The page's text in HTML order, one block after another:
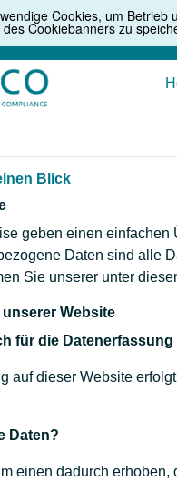
Cookies, um
Cookiebanners zu
Blick
geben einen
Daten sind alle
Sie unserer unter
Website
für die
auf dieser Website
Daten?
einen dadurch